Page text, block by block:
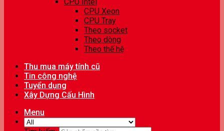
CPU Xeon
CPU Tray
Theo socket
Theo dòng
Theo thế hệ
Thu mua máy tính cũ
Tin công nghệ
Tuyển dụng
Xây Dựng Cấu Hình
Menu